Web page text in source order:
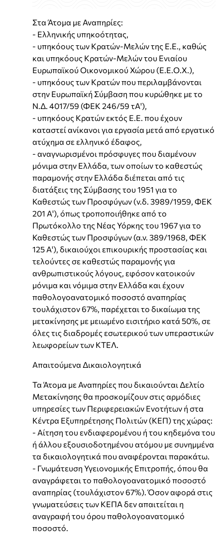
Στα Άτομα με Αναπηρίες:
- Ελληνικής υπηκοότητας,
- υπηκόους των Κρατών-Μελών της Ε.Ε., καθώς
και υπηκόους Κρατών-Μελών του Ενιαίου
Ευρωπαϊκού Οικονομικού Χώρου (Ε.Ε.Ο.Χ.),
- υπηκόους των Κρατών που περιλαμβάνονται
στην Ευρωπαϊκή Σύμβαση που κυρώθηκε με το
Ν.Δ. 4017/59 (ΦΕΚ 246/59 τΑ'),
- υπηκόους Κρατών εκτός Ε.Ε. που έχουν
καταστεί ανίκανοι για εργασία μετά από εργατικό
ατύχημα σε ελληνικό έδαφος,
- αναγνωρισμένοι πρόσφυγες που διαμένουν
μόνιμα στην Ελλάδα, των οποίων το καθεστώς
παραμονής στην Ελλάδα διέπεται από τις
διατάξεις της Σύμβασης του 1951 για το
Καθεστώς των Προσφύγων (ν.δ. 3989/1959, ΦΕΚ
201 Α'), όπως τροποποιήθηκε από το
Πρωτόκολλο της Νέας Υόρκης του 1967 για το
Καθεστώς των Προσφύγων (α.ν. 389/1968, ΦΕΚ
125 Α'), δικαιούχοι επικουρικής προστασίας και
τελούντες σε καθεστώς παραμονής για
ανθρωπιστικούς λόγους, εφόσον κατοικούν
μόνιμα και νόμιμα στην Ελλάδα και έχουν
παθολογοανατομικό ποσοστό αναπηρίας
τουλάχιστον 67%, παρέχεται το δικαίωμα της
μετακίνησης με μειωμένο εισιτήριο κατά 50%, σε
όλες τις διαδρομές εσωτερικού των υπεραστικών
λεωφορείων των ΚΤΕΛ.
Απαιτούμενα Δικαιολογητικά
Τα Άτομα με Αναπηρίες που δικαιούνται Δελτίο
Μετακίνησης θα προσκομίζουν στις αρμόδιες
υπηρεσίες των Περιφερειακών Ενοτήτων ή στα
Κέντρα Εξυπηρέτησης Πολιτών (ΚΕΠ) της χώρας:
- Αίτηση του ενδιαφερομένου ή του κηδεμόνα του
ή άλλου εξουσιοδοτημένου ατόμου με συνημμένα
τα δικαιολογητικά που αναφέρονται παρακάτω.
- Γνωμάτευση Υγειονομικής Επιτροπής, όπου θα
αναγράφεται το παθολογοανατομικό ποσοστό
αναπηρίας (τουλάχιστον 67%). Όσον αφορά στις
γνωματεύσεις των ΚΕΠΑ δεν απαιτείται η
αναγραφή του όρου παθολογοανατομικό
ποσοστό.